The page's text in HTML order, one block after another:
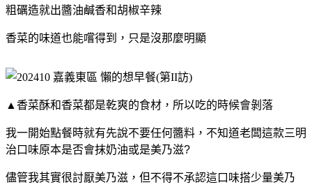
粗礪造就出醬油鹹香和胡椒辛辣
香菜的味道也能嚐得到，只是沒那麼明顯
▲香菜酥和香菜都是乾爽的食材，所以吃的時候會剝落
我一開始點餐時就有先說不要任何醬料，不知道老闆這款三明
治口味原本是否會抹奶油或是美乃滋?
儘管我其實很討厭美乃滋，但不得不承認這口味搭少量美乃